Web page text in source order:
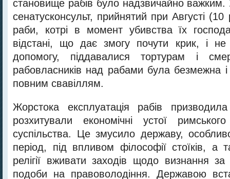
становище рабів було надзвичайно важким.
сенатусконсульт, прийнятий при Августі
раби, котрі в момент убивства їх
відстані, що дає змогу почути крик, і
допомогу, піддавалися тортурам і
рабовласників над рабами була безмежна і
повним свавіллям.
Жорстока експлуатація рабів
розхитували економічні устої
суспільства. Це змусило державу,
період, під впливом філософії стоїків, а
релігії вживати заходів щодо визнання
подоби на правоволодіння. Державою